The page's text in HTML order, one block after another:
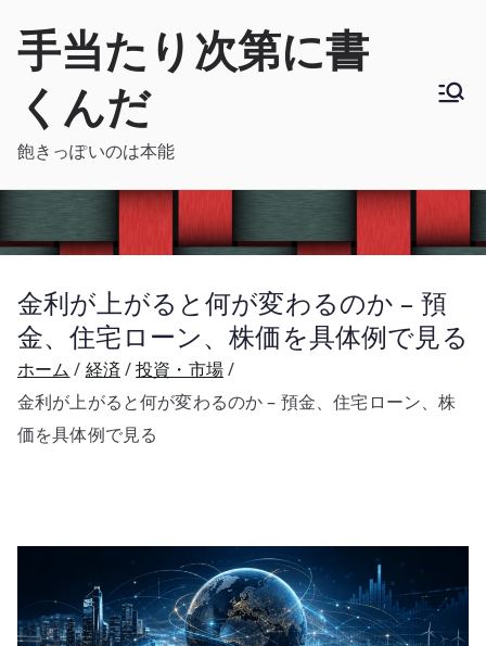
手当たり次第に書
くんだ
飽きっぽいのは本能
金利が上がると何が変わるのか – 預
金、住宅ローン、株価を具体例で見る
ホーム 経済
投資・市場
金利が上がると何が変わるのか – 預金、住宅ローン、株
価を具体例で見る